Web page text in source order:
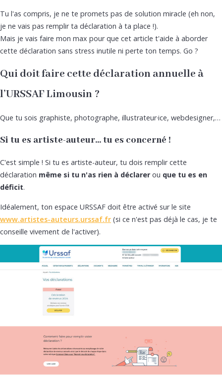
Tu l'as compris, je ne te promets pas de solution miracle (eh non,
je ne vais pas remplir ta déclaration à ta place !).
Mais je vais faire mon max pour que cet article t'aide à aborder
cette déclaration sans stress inutile ni perte ton temps. Go ?
Qui doit faire cette déclaration annuelle à
l’URSSAF Limousin ?
Que tu sois graphiste, photographe, illustrateur·ice, webdesigner,…
Si tu es artiste-auteur… tu es concerné !
C'est simple ! Si tu es artiste-auteur, tu dois remplir cette
déclaration même si tu n'as rien à déclarer ou que tu es en
déficit.
Idéalement, ton espace URSSAF doit être activé sur le site
www.artistes-auteurs.urssaf.fr (si ce n'est pas déjà le cas, je te
conseille vivement de l'activer).